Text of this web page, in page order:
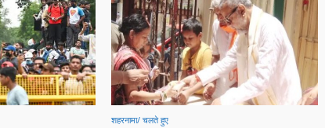
शहरनामा/ चलते हुए